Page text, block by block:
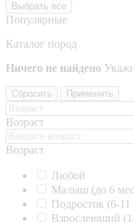
Выбрать все
Популярные
Каталог пород
Ничего не найдено
Сбросить Применить
Возраст
Возраст
Любой
Малыш (до 6
Подросток (6-11
Взрослеющий